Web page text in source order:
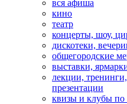
вся афиша
кино
театр
концерты, шоу,
дискотеки,
общегородские
выставки,
лекции,
презентации
квизы и клубы по